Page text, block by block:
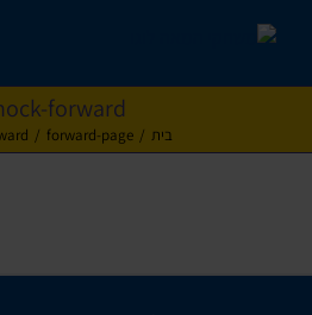
לתוכן
forward
בית /
forward-page
/